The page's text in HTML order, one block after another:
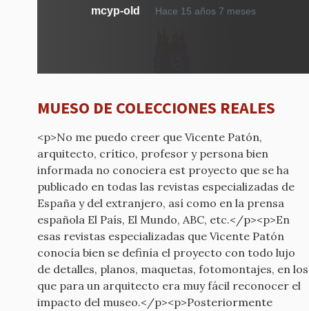
mcyp-old Hace 15 años 7 meses
MUESO DE COLECCIONES REALES
<p>No me puedo creer que Vicente Patón,
arquitecto, crítico, profesor y persona bien
informada no conociera est proyecto que se ha
publicado en todas las revistas especializadas de
España y del extranjero, así como en la prensa
española El País, El Mundo, ABC, etc.</p><p>En
esas revistas especializadas que Vicente Patón
conocía bien se definía el proyecto con todo lujo
de detalles, planos, maquetas, fotomontajes, en los
que para un arquitecto era muy fácil reconocer el
impacto del museo.</p><p>Posteriormente